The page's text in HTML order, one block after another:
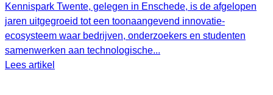
Kennispark Twente, gelegen in Enschede, is de afgelopen
jaren uitgegroeid tot een toonaangevend innovatie-
ecosysteem waar bedrijven, onderzoekers en studenten
samenwerken aan technologische...
Lees artikel